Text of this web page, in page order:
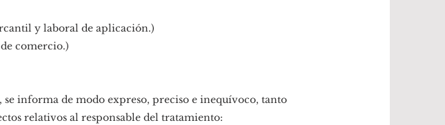
y laboral de aplicación.)
comercio.)
se informa de modo expreso, preciso e inequívoco, tanto
relativos al responsable del tratamiento: